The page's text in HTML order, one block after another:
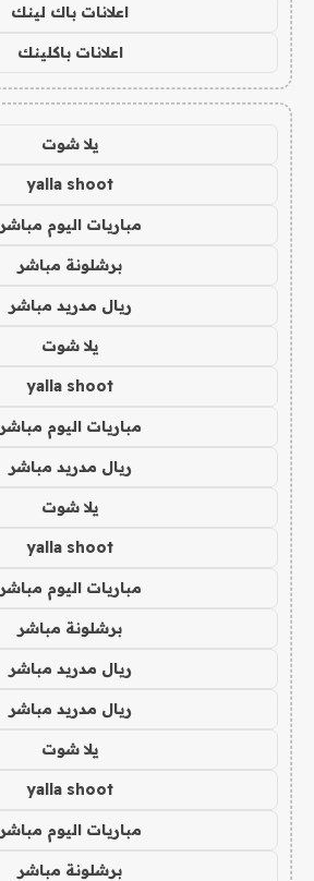
اعلانات باك لينك
اعلانات باكلينك
يلا شوت
yalla shoot
مباريات اليوم مباشر
برشلونة مباشر
ريال مدريد مباشر
يلا شوت
yalla shoot
مباريات اليوم مباشر
ريال مدريد مباشر
يلا شوت
yalla shoot
مباريات اليوم مباشر
برشلونة مباشر
ريال مدريد مباشر
ريال مدريد مباشر
يلا شوت
yalla shoot
مباريات اليوم مباشر
برشلونة مباشر